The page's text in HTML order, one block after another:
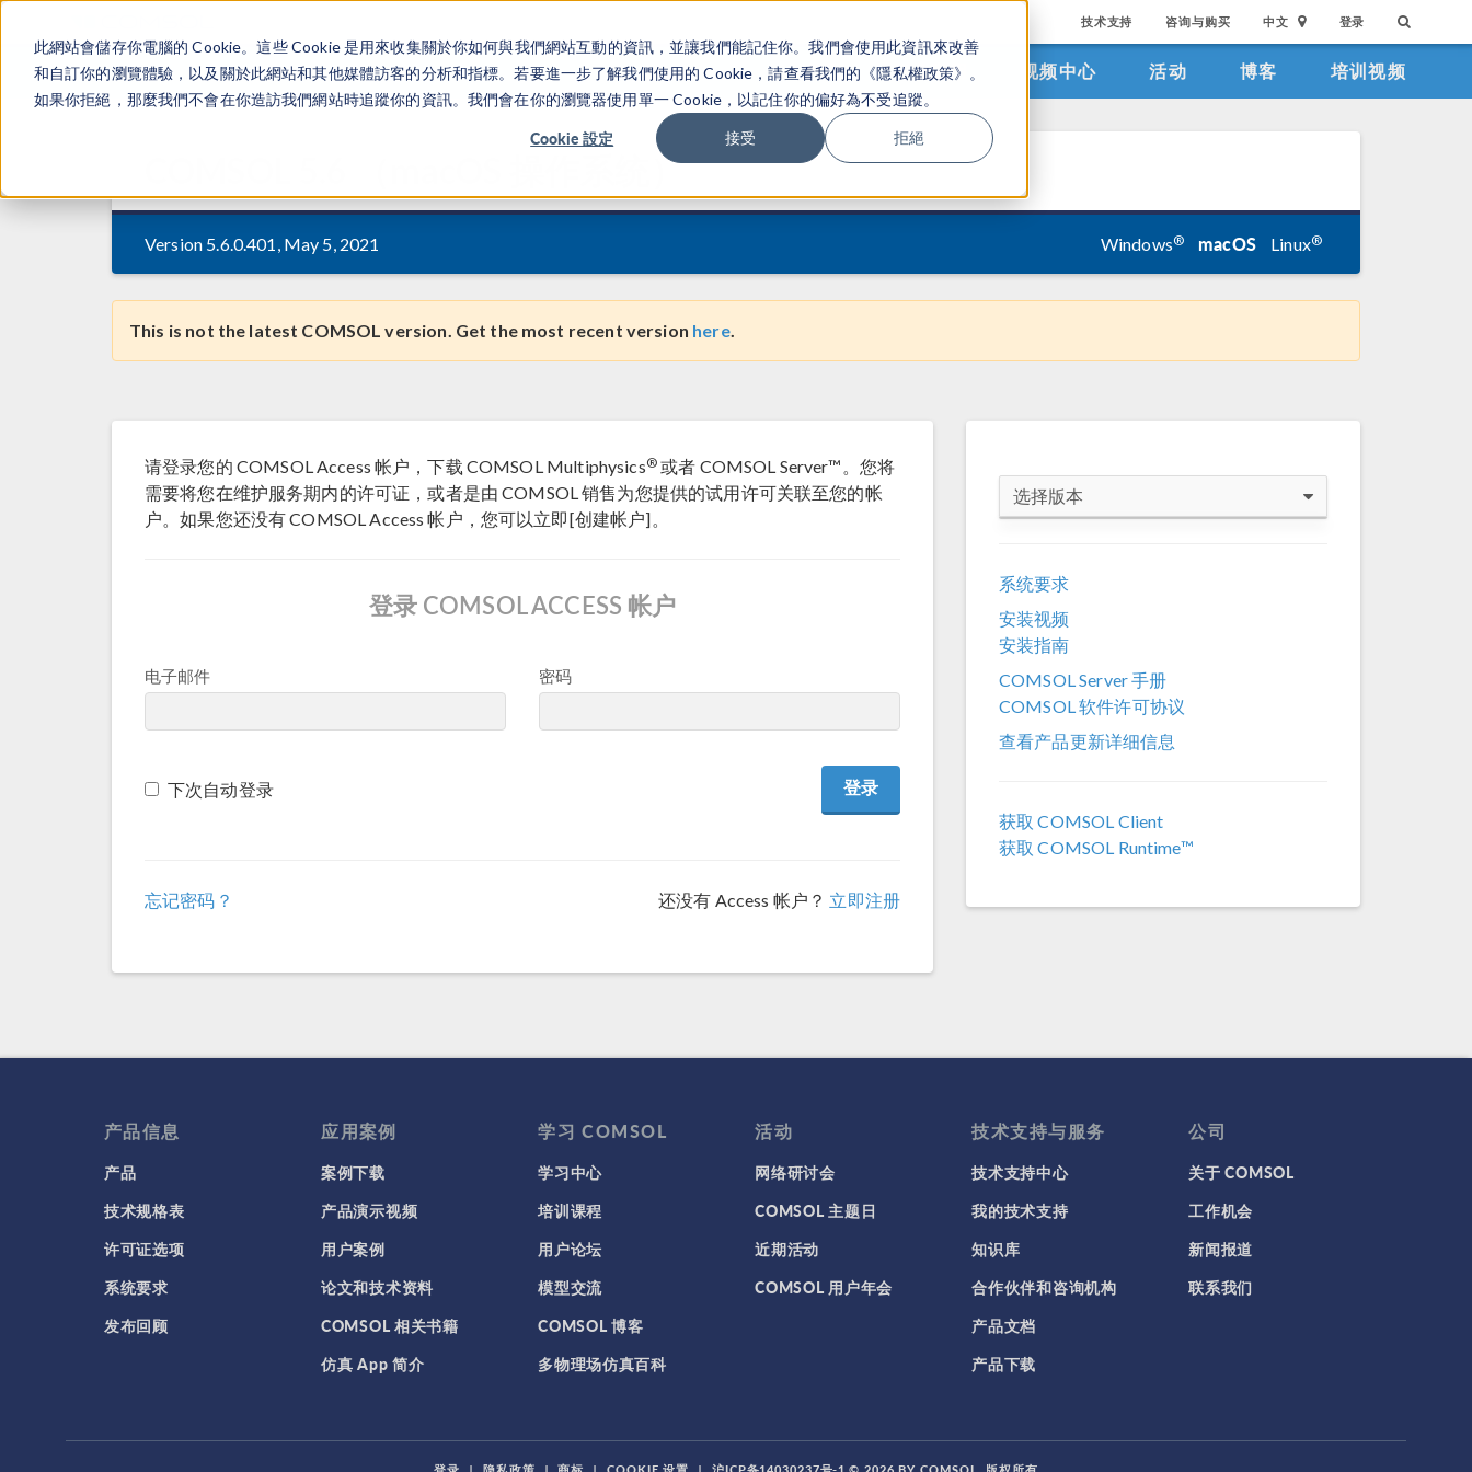
此網站會儲存你電腦的 Cookie。這些 Cookie 是用來收集關於你如何與我們網站互動的資訊，並讓我們能記住你。我們會使用此資訊來改善
和自訂你的瀏覽體驗，以及關於此網站和其他媒體訪客的分析和指標。若要進一步了解我們使用的 Cookie，請查看我們的《隱私權政策》。
如果你拒絕，那麼我們不會在你造訪我們網站時追蹤你的資訊。我們會在你的瀏覽器使用單一 Cookie，以記住你的偏好為不受追蹤。
Cookie 設定 接受 拒絕
技术支持 咨询与购买 中文 登录
产品 行业应用 视频中心 活动 博客 培训视频
操作系统）
Version 5.6.0.401, May 5, 2021 Windows® macOS Linux®
This is not the latest COMSOL version. Get the most recent version here.
请登录您的 COMSOL Access 帐户，下载 COMSOL Multiphysics®或者 COMSOL Server™。您将
需要将您在维护服务期内的许可证，或者是由 COMSOL 销售为您提供的试用许可关联至您的帐
户。如果您还没有 COMSOL Access 帐户，您可以立即[创建帐户]。
登录 COMSOL ACCESS 帐户
电子邮件 密码
下次自动登录
忘记密码？ 还没有 Access 帐户？ 立即注册
选择版本
COMSOL 6.3
COMSOL 6.2
COMSOL 6.1
COMSOL 6.0
COMSOL 5.4
系统要求
安装视频
安装指南
COMSOL Server 手册
COMSOL 软件许可协议
查看产品更新详细信息
获取 COMSOL Client
获取 COMSOL Runtime™
产品信息
产品
技术规格表
许可证选项
系统要求
发布回顾
应用案例
案例下载
产品演示视频
用户案例
论文和技术资料
COMSOL 相关书籍
仿真 App 简介
学习 COMSOL
学习中心
培训课程
用户论坛
模型交流
COMSOL 博客
多物理场仿真百科
活动
网络研讨会
COMSOL 主题日
近期活动
COMSOL 用户年会
技术支持与服务
技术支持中心
我的技术支持
知识库
合作伙伴和咨询机构
产品文档
产品下载
公司
关于 COMSOL
工作机会
新闻报道
联系我们